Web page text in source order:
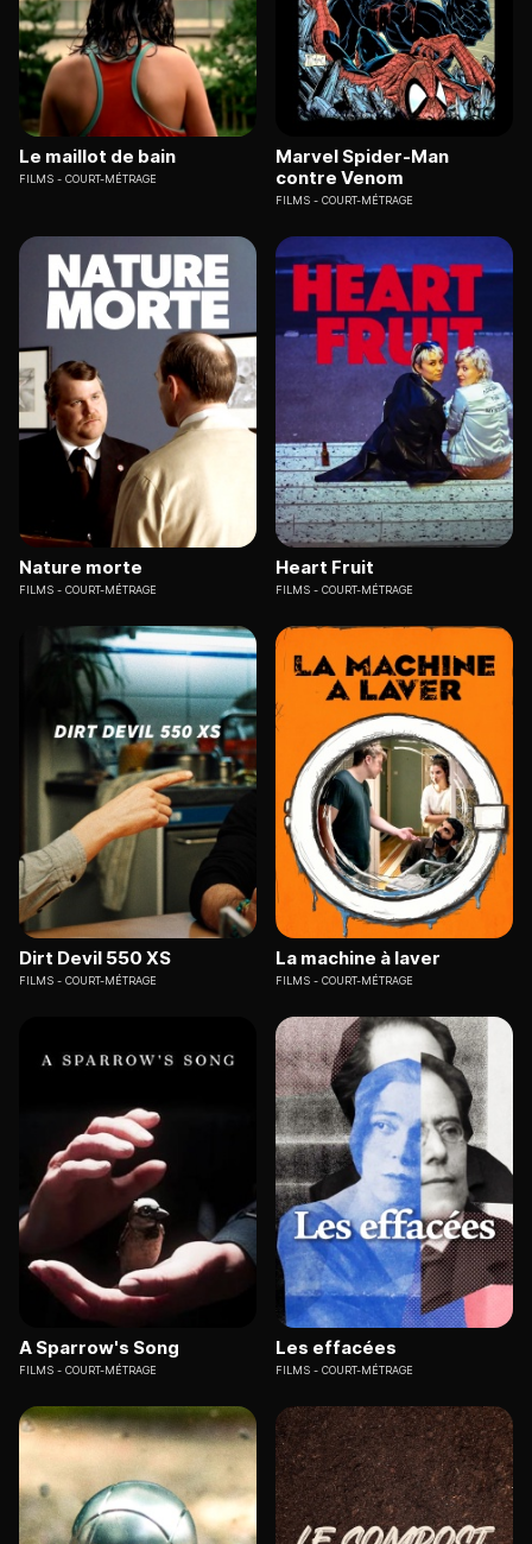
Le maillot de bain
FILMS COURT-MÉTRAGE
Marvel Spider-Man
contre Venom
FILMS COURT-MÉTRAGE
Nature morte
FILMS COURT-MÉTRAGE
Heart Fruit
FILMS COURT-MÉTRAGE
Dirt Devil 550 XS
FILMS COURT-MÉTRAGE
La machine à laver
FILMS COURT-MÉTRAGE
A Sparrow's Song
FILMS COURT-MÉTRAGE
Les effacées
FILMS COURT-MÉTRAGE